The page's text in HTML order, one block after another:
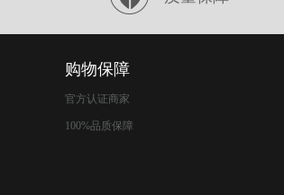
购物保障
官方认证商家
100%品质保障